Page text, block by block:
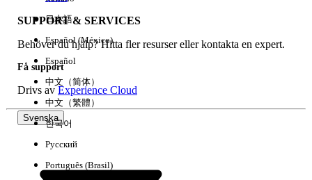
Rensa alla Klart
SUPPORT & SERVICES
Behöver du hjälp? Hitta fler resurser eller kontakta en expert.
Få support
Drivs avExperience Cloud
Svenska
日本語
Español (México)
Español
中文（简体）
中文（繁體）
한국어
Русский
Português (Brasil)